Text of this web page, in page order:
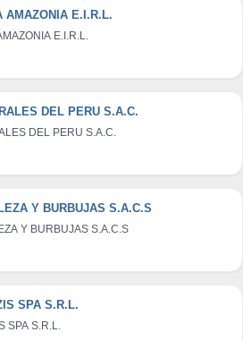
AMAZONIA E.I.R.L.
E.I.R.L.
DEL PERU S.A.C.
DEL PERU S.A.C.
Y BURBUJAS S.A.C.S
Y BURBUJAS S.A.C.S
SPA S.R.L.
SPA S.R.L.